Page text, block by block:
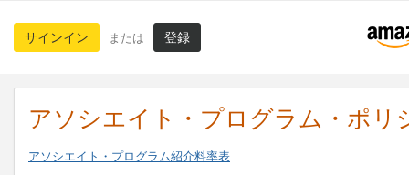
サインイン または 登録
アソシエイト・プログラム・ポリ
アソシエイト・プログラム紹介料率表